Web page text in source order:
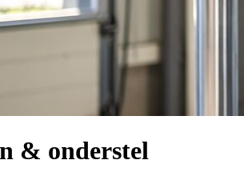
& onderstel